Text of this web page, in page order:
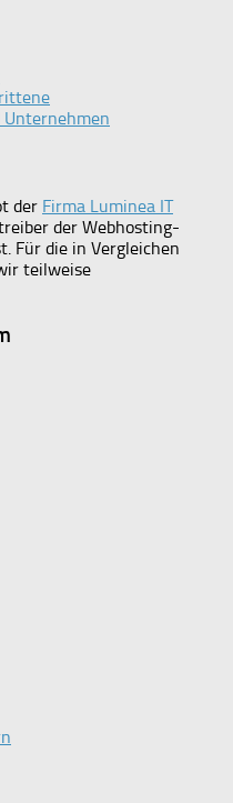
Unternehmen
der Firma Luminea IT
der Webhosting-
Für die in Vergleichen
teilweise